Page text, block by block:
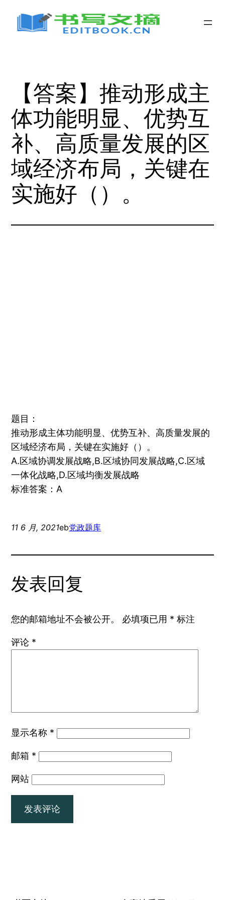
【答案】推动形成主
体功能明显、优势互
补、高质量发展的区
域经济布局，关键在
实施好（）。
题目：
推动形成主体功能明显、优势互补、高质量发展的
区域经济布局，关键在实施好（）。
A.区域协调发展战略,B.区域协同发展战略,C.区域
一体化战略,D.区域均衡发展战略
标准答案：A
11 6 月, 2021eb党政题库
发表回复
您的邮箱地址不会被公开。 必填项已用 * 标注
评论 *
显示名称 *
邮箱 *
网站